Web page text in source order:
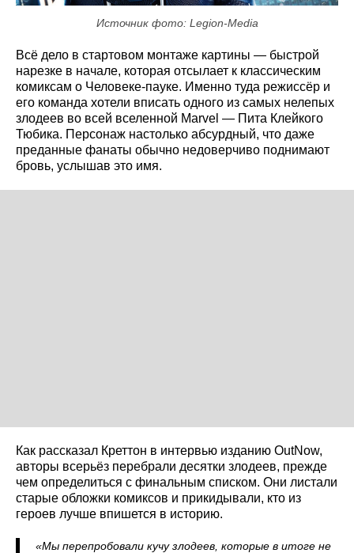
Источник фото: Legion-Media
Всё дело в стартовом монтаже картины — быстрой
нарезке в начале, которая отсылает к классическим
комиксам о Человеке-пауке. Именно туда режиссёр и
его команда хотели вписать одного из самых нелепых
злодеев во всей вселенной Marvel — Пита Клейкого
Тюбика. Персонаж настолько абсурдный, что даже
преданные фанаты обычно недоверчиво поднимают
бровь, услышав это имя.
Как рассказал Креттон в интервью изданию OutNow,
авторы всерьёз перебрали десятки злодеев, прежде
чем определиться с финальным списком. Они листали
старые обложки комиксов и прикидывали, кто из
героев лучше впишется в историю.
«Мы перепробовали кучу злодеев, которые в итоге не